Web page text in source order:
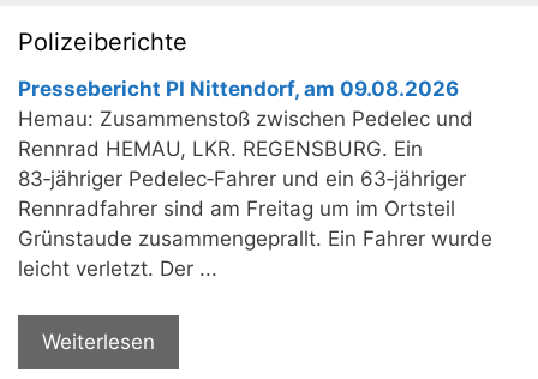
Polizeiberichte
Pressebericht PI Nittendorf, am 09.08.2026
Hemau: Zusammenstoß zwischen Pedelec und
Rennrad HEMAU, LKR. REGENSBURG. Ein
83‑jähriger Pedelec‑Fahrer und ein 63‑jähriger
Rennradfahrer sind am Freitag um im Ortsteil
Grünstaude zusammengeprallt. Ein Fahrer wurde
leicht verletzt. Der ...
Weiterlesen